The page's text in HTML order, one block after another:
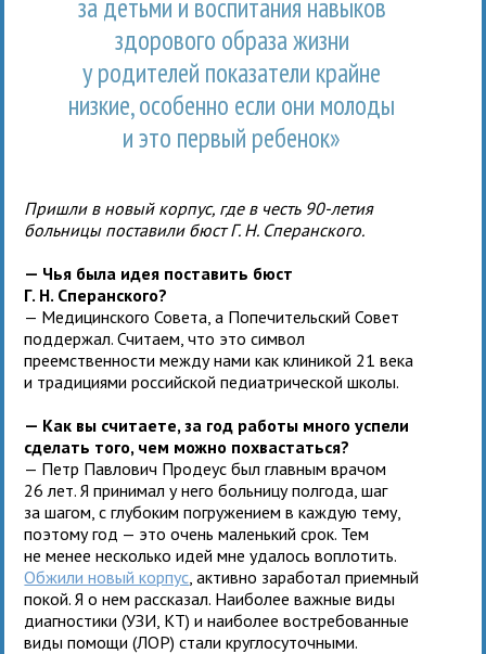
за детьми и воспитания навыков
здорового образа жизни
у родителей показатели крайне
низкие, особенно если они молоды
и это первый ребенок»
Пришли в новый корпус, где в честь 90-летия
больницы поставили бюст Г. Н. Сперанского.
— Чья была идея поставить бюст
Г. Н. Сперанского?
— Медицинского Совета, а Попечительский Совет
поддержал. Считаем, что это символ
преемственности между нами как клиникой 21 века
и традициями российской педиатрической школы.
— Как вы считаете, за год работы много успели
сделать того, чем можно похвастаться?
— Петр Павлович Продеус был главным врачом
26 лет. Я принимал у него больницу полгода, шаг
за шагом, с глубоким погружением в каждую тему,
поэтому год — это очень маленький срок. Тем
не менее несколько идей мне удалось воплотить.
Обжили новый корпус , активно заработал приемный
покой. Я о нем рассказал. Наиболее важные виды
диагностики (УЗИ, КТ) и наиболее востребованные
виды помощи (ЛОР) стали круглосуточными.